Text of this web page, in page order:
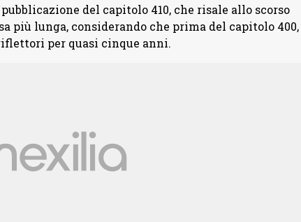
del capitolo 410, che risale allo scorso
più lunga, considerando che prima del capitolo 400,
per quasi cinque anni.